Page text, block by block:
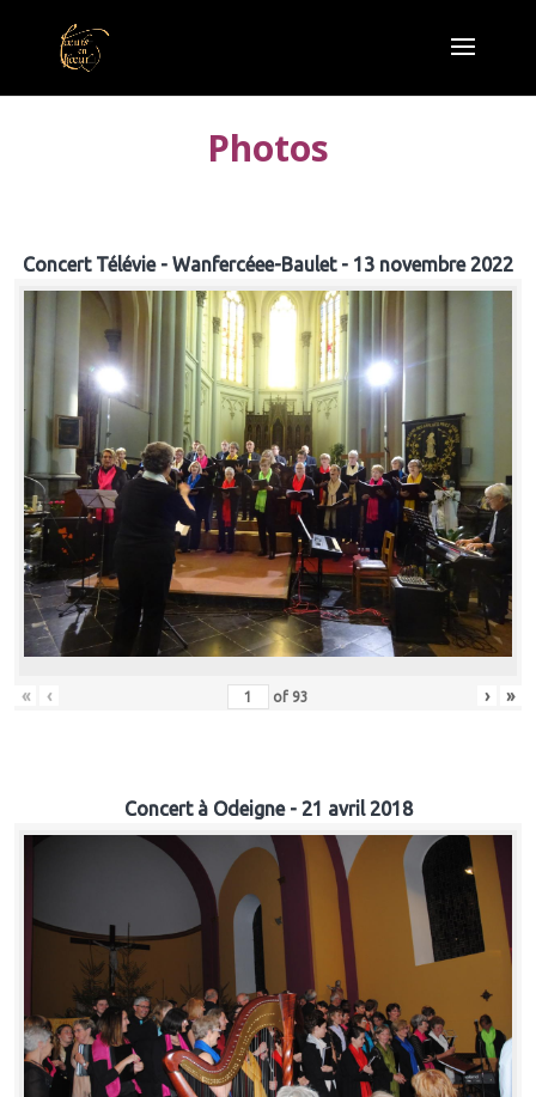
Photos
Concert Télévie - Wanfercéee-Baulet - 13 novembre 2022
« ‹ of 93 › »
Concert à Odeigne - 21 avril 2018